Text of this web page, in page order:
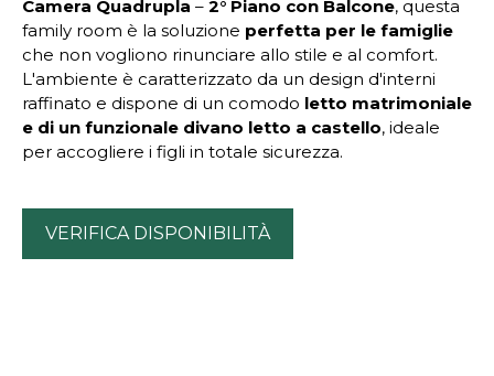
Camera Quadrupla – 2° Piano con Balcone, questa
family room è la soluzione perfetta per le famiglie
che non vogliono rinunciare allo stile e al comfort.
L'ambiente è caratterizzato da un design d'interni
raffinato e dispone di un comodo letto matrimoniale
e di un funzionale divano letto a castello, ideale
per accogliere i figli in totale sicurezza.
VERIFICA DISPONIBILITÀ